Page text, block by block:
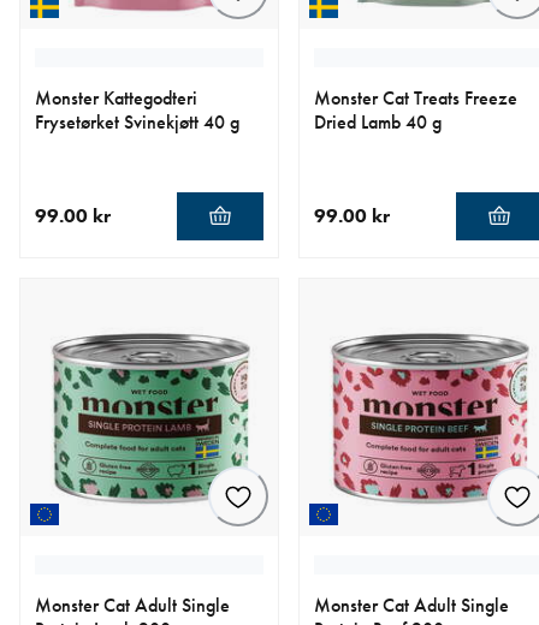
Monster Kattegodteri
Frysetørket Svinekjøtt 40 g
99.00 kr
Monster Cat Treats Freeze
Dried Lamb 40 g
99.00 kr
Monster Cat Adult Single
Monster Cat Adult Single